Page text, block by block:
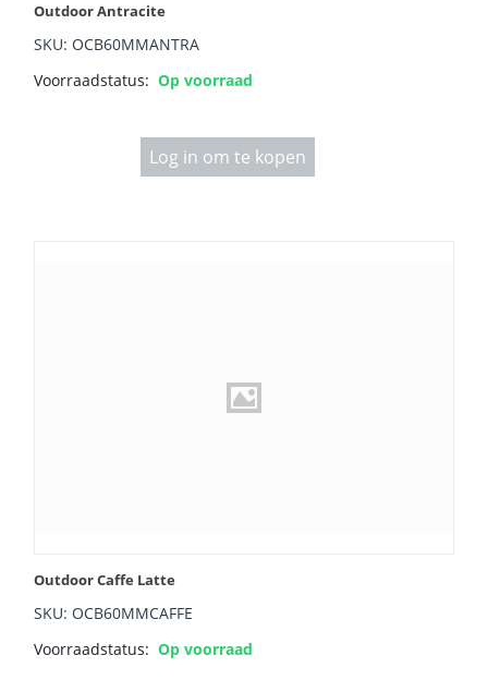
Outdoor Antracite
SKU: OCB60MMANTRA
Voorraadstatus: Op voorraad
Log in om te kopen
Outdoor Caffe Latte
SKU: OCB60MMCAFFE
Voorraadstatus: Op voorraad